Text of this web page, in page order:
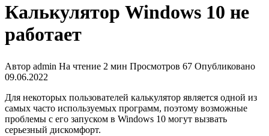
Калькулятор Windows 10 не
работает
Автор admin На чтение 2 мин Просмотров 67 Опубликовано
09.06.2022
Для некоторых пользователей калькулятор является одной из
самых часто используемых программ, поэтому возможные
проблемы с его запуском в Windows 10 могут вызвать
серьезный дискомфорт.